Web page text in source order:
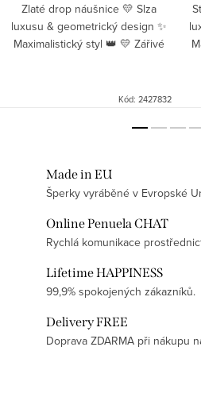
Zlaté drop náušnice 💛 Slza
luxusu & geometrický design ✨
Maximalistický styl 👑 💛 Zářivé
architektonické elegance a...
Kód: 2427832
Made in EU
Šperky vyráběné v Evropské
Online Penuela CHAT
Rychlá komunikace
Lifetime HAPPINESS
99,9% spokojených zákazníků.
Delivery FREE
Doprava ZDARMA při nákupu